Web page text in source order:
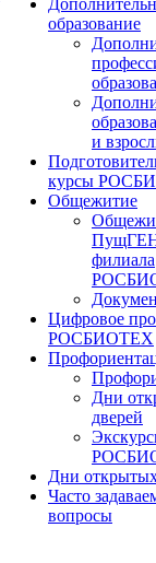
образование
и
курсы
Общежитие
филиала
Цифровое
РОСБИОТЕХ
Дни
дверей
Дни
Часто
вопросы